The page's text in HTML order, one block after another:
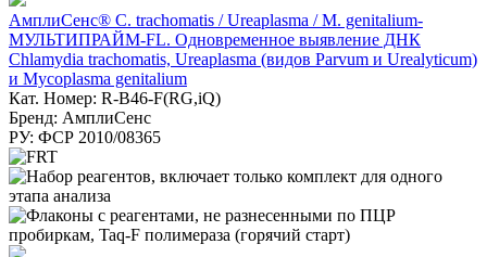
АмплиСенс® C. trachomatis / Ureaplasma / M. genitalium-
МУЛЬТИПРАЙМ-FL. Одновременное выявление ДНК
Chlamydia trachomatis, Ureaplasma (видов Parvum и Urealyticum)
и Mycoplasma genitalium
Кат. Номер: R-B46-F(RG,iQ)
Бренд: АмплиСенс
РУ: ФСР 2010/08365